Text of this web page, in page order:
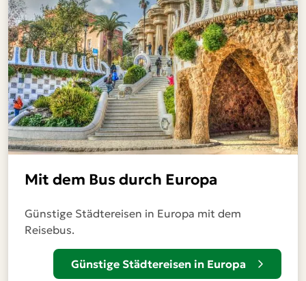
Mit dem Bus durch Europa
Günstige Städtereisen in Europa mit dem
Reisebus.
Günstige Städtereisen in Europa